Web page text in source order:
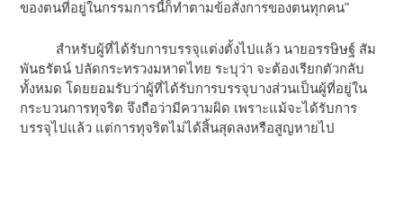
ของตนที่อยู่ในกรรมการนี้ก็ทำตามข้อสั่งการของตนทุกคน"
สำหรับผู้ที่ได้รับการบรรจุแต่งตั้งไปแล้ว นายอรรษิษฐ์ สัม
พันธรัตน์ ปลัดกระทรวงมหาดไทย ระบุว่า จะต้องเรียกตัวกลับ
ทั้งหมด โดยยอมรับว่าผู้ที่ได้รับการบรรจุบางส่วนเป็นผู้ที่อยู่ใน
กระบวนการทุจริต จึงถือว่ามีความผิด เพราะแม้จะได้รับการ
บรรจุไปแล้ว แต่การทุจริตไม่ได้สิ้นสุดลงหรือสูญหายไป